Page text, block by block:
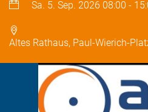
Sa. 5. Sep. 2026 08:00 -
Altes Rathaus, Paul-Wierich-